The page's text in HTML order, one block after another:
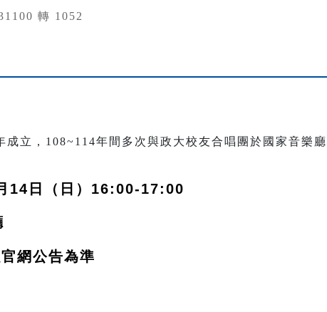
轉 1052
成立，108~114年間多次與政大校友合唱團於國家音樂
14日（日）16:00-17:00
網公告為準